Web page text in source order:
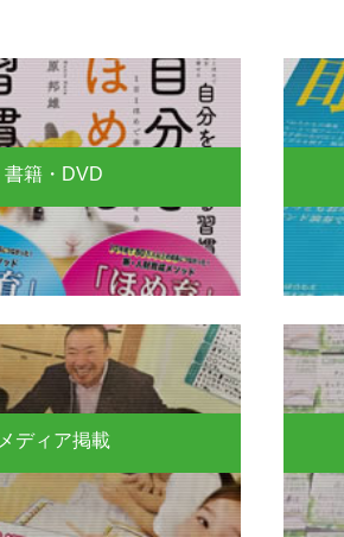
書籍・DVD
メディア掲載